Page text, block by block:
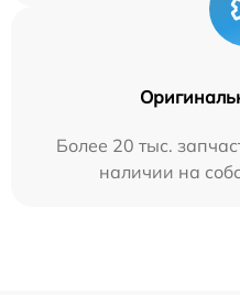
Более 20 тыс.
наличии на